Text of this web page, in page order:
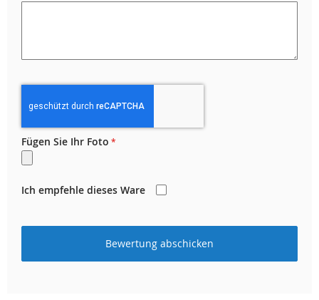
Fügen Sie Ihr Foto
Ich empfehle dieses Ware
Bewertung abschicken